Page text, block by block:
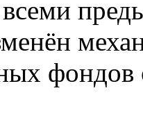
фондов